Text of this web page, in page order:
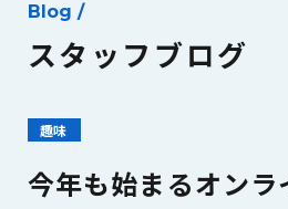
Blog /
スタッフブログ
趣味
今年も始まるオンラ